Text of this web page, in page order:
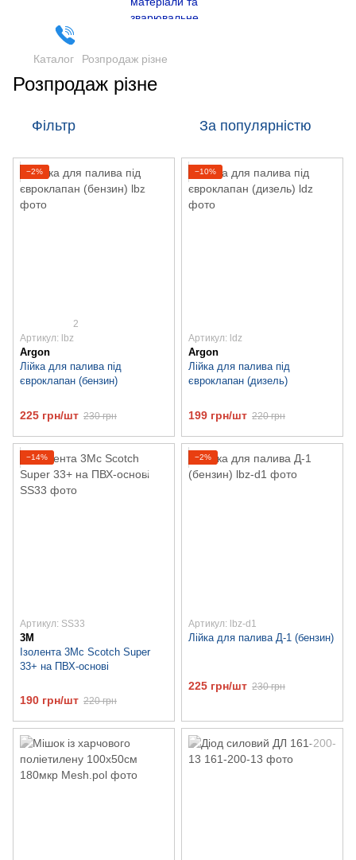
Каталог Розпродаж різне
Розпродаж різне
Фільтр За популярністю
−2%
2
Артикул: lbz
Argon
Лійка для палива під
євроклапан (бензин)
225 грн/шт 230 грн
−10%
Артикул: ldz
Argon
Лійка для палива під
євроклапан (дизель)
199 грн/шт 220 грн
−14%
Артикул: SS33
3M
Ізолента 3Мс Scotch Super
33+ на ПВХ-основі
190 грн/шт 220 грн
−2%
Артикул: lbz-d1
Лійка для палива Д-1 (бензин)
225 грн/шт 230 грн